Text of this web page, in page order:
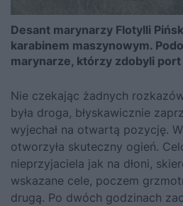
Desant marynarzy Flotylli
karabinem maszynowym.
marynarze, którzy zdobyli
Nie czekając żadnych
była droga, błyskawicznie
wyjechał na otwartą pozycję.
otworzyła skuteczny ogień.
nieprzyjaciela jak na dłoni,
wskazane cele, poczem
drugą. Po dwóch godzinach